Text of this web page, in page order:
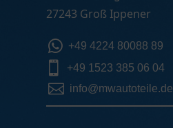
27243 Groß Ippener
 +49 4224 80088 89
 +49 1523 385 06 04
 info@mwautoteile.de